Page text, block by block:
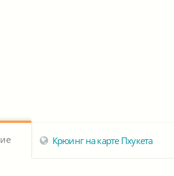
Крюинг на карте Пхукета